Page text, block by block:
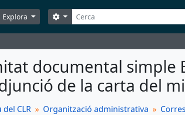
Explora Cerca
Search options
documental simple
de la carta del
del CLR Organització administrativa